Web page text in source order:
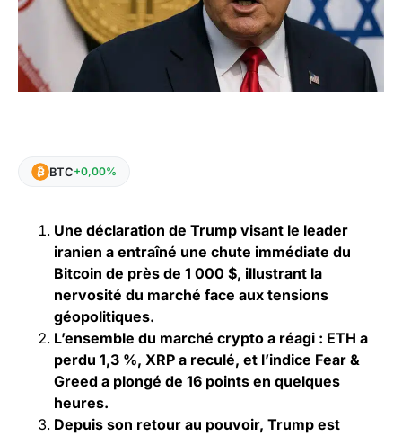
BTC+0,00%
Une déclaration de Trump visant le leader
iranien a entraîné une chute immédiate du
Bitcoin de près de 1 000 $, illustrant la
nervosité du marché face aux tensions
géopolitiques.
L’ensemble du marché crypto a réagi : ETH a
perdu 1,3 %, XRP a reculé, et l’indice Fear &
Greed a plongé de 16 points en quelques
heures.
Depuis son retour au pouvoir, Trump est